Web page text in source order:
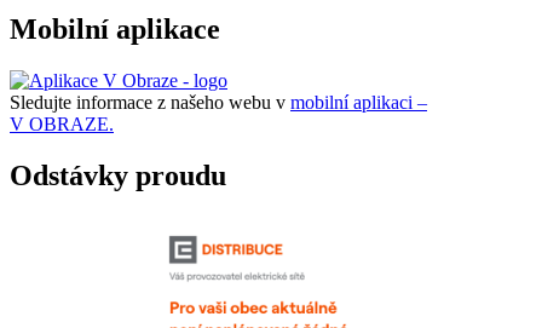
Mobilní aplikace
Sledujte informace z našeho webu v mobilní aplikaci –
V OBRAZE.
Odstávky proudu